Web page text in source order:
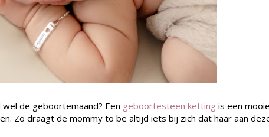
de geboortemaand? Een geboortesteen ketting is een
Zo draagt de mommy to be altijd iets bij zich dat haar aan